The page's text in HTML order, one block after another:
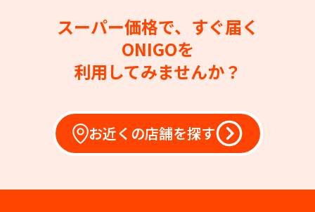
スーパー価格で、すぐ届く
ONIGOを
利用してみませんか？
お近くの店舗を探す